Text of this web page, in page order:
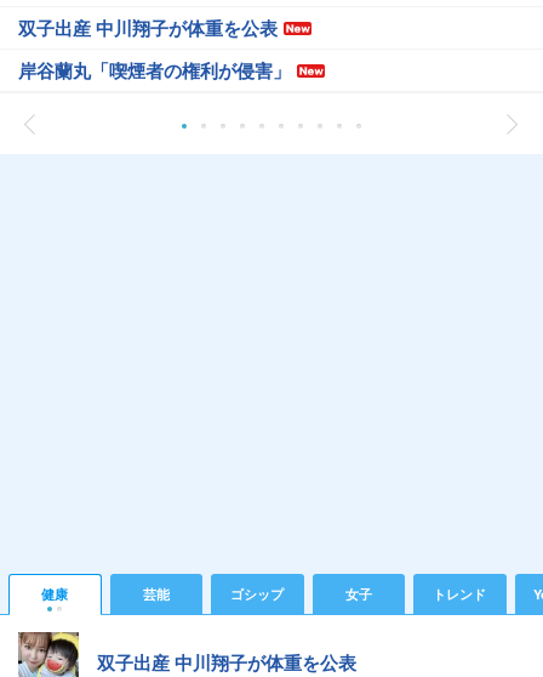
双子出産 中川翔子が体重を公表
岸谷蘭丸「喫煙者の権利が侵害」
健康 芸能 ゴシップ 女子 トレンド
双子出産 中川翔子が体重を公表